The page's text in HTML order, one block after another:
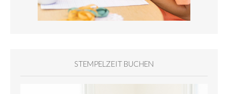
STEMPELZEIT BUCHEN